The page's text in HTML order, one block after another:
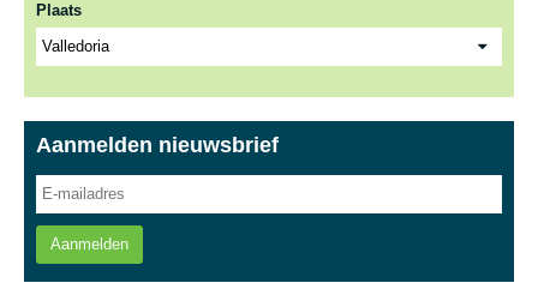
Plaats
Aanmelden nieuwsbrief
Aanmelden